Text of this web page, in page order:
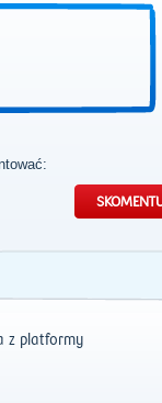
z platformy